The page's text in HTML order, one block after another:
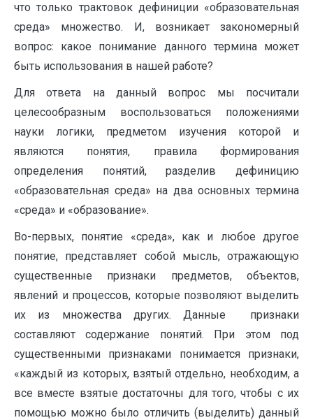
что только трактовок дефиниции «образовательная
среда» множество. И, возникает закономерный
вопрос: какое понимание данного термина может
быть использования в нашей работе?
Для ответа на данный вопрос мы посчитали
целесообразным воспользоваться положениями
науки логики, предметом изучения которой и
являются понятия, правила формирования
определения понятий, разделив дефиницию
«образовательная среда» на два основных термина
«среда» и «образование».
Во-первых, понятие «среда», как и любое другое
понятие, представляет собой мысль, отражающую
существенные признаки предметов, объектов,
явлений и процессов, которые позволяют выделить
их из множества других. Данные признаки
составляют содержание понятий. При этом под
существенными признаками понимается признаки,
«каждый из которых, взятый отдельно, необходим, а
все вместе взятые достаточны для того, чтобы с их
помощью можно было отличить (выделить) данный